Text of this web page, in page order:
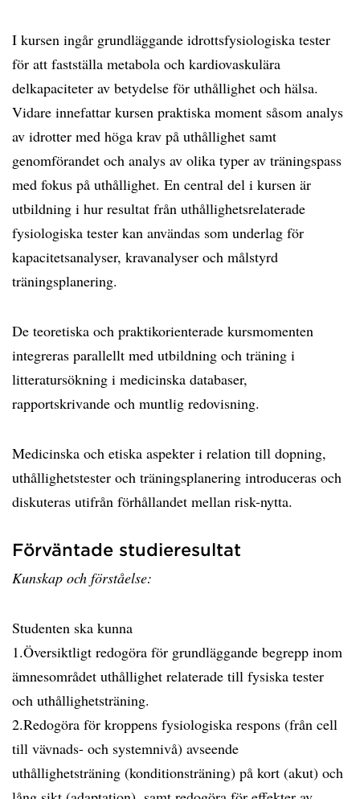
I kursen ingår grundläggande idrottsfysiologiska tester
för att fastställa metabola och kardiovaskulära
delkapaciteter av betydelse för uthållighet och hälsa.
Vidare innefattar kursen praktiska moment såsom analys
av idrotter med höga krav på uthållighet samt
genomförandet och analys av olika typer av träningspass
med fokus på uthållighet. En central del i kursen är
utbildning i hur resultat från uthållighetsrelaterade
fysiologiska tester kan användas som underlag för
kapacitetsanalyser, kravanalyser och målstyrd
träningsplanering.
De teoretiska och praktikorienterade kursmomenten
integreras parallellt med utbildning och träning i
litteratursökning i medicinska databaser,
rapportskrivande och muntlig redovisning.
Medicinska och etiska aspekter i relation till dopning,
uthållighetstester och träningsplanering introduceras och
diskuteras utifrån förhållandet mellan risk-nytta.
Förväntade studieresultat
Kunskap och förståelse:
Studenten ska kunna
1.Översiktligt redogöra för grundläggande begrepp inom
ämnesområdet uthållighet relaterade till fysiska tester
och uthållighetsträning.
2.Redogöra för kroppens fysiologiska respons (från cell
till vävnads- och systemnivå) avseende
uthållighetsträning (konditionsträning) på kort (akut) och